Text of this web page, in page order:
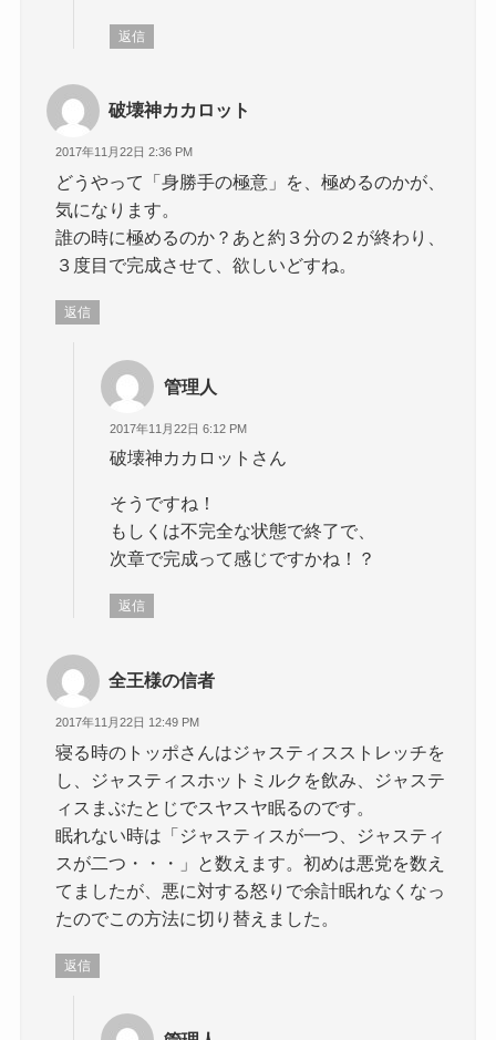
返信
破壊神カカロット
2017年11月22日 2:36 PM
どうやって「身勝手の極意」を、極めるのかが、
気になります。
誰の時に極めるのか？あと約３分の２が終わり、
３度目で完成させて、欲しいどすね。
返信
管理人
2017年11月22日 6:12 PM
破壊神カカロットさん
そうですね！
もしくは不完全な状態で終了で、
次章で完成って感じですかね！？
返信
全王様の信者
2017年11月22日 12:49 PM
寝る時のトッポさんはジャスティスストレッチを
し、ジャスティスホットミルクを飲み、ジャステ
ィスまぶたとじでスヤスヤ眠るのです。
眠れない時は「ジャスティスが一つ、ジャスティ
スが二つ・・・」と数えます。初めは悪党を数え
てましたが、悪に対する怒りで余計眠れなくなっ
たのでこの方法に切り替えました。
返信